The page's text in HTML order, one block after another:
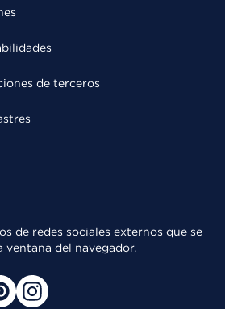
de terceros
de redes sociales externos que se
ventana del navegador.